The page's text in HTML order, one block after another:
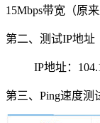
15Mbps带宽（原
第二、测试IP地址
IP地址：
第三、Ping速度测